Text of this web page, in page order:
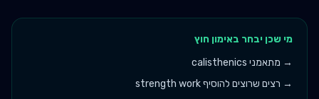
מי שכן יבחר באימון חוץ
→ מתאמני calisthenics
→ רצים שרוצים להוסיף strength work